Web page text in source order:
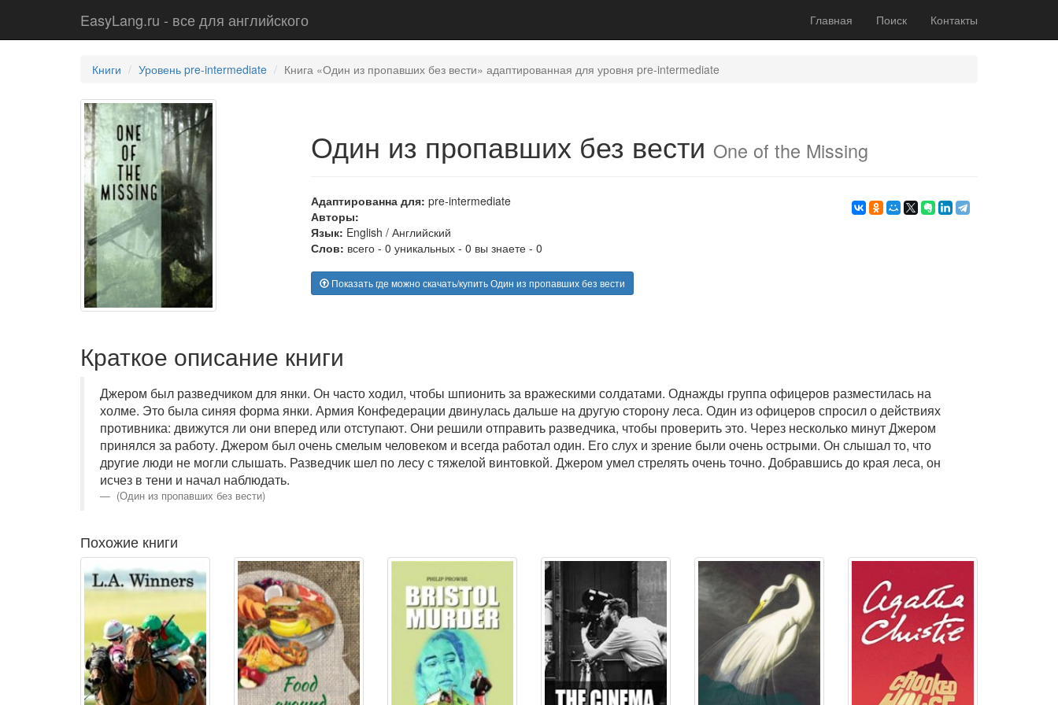
EasyLang.ru - все для английского Главная Поиск Контакты
Книги Уровень pre-intermediate Книга «Один из пропавших без вести» адаптированная для уровня pre-intermediate
Один из пропавших без вести One of the Missing
Адаптированна для: pre-intermediate
Авторы:
Язык: English / Английский
Слов: всего - 0 уникальных - 0 вы знаете - 0
Показать где можно скачать/купить Один из пропавших без вести
Краткое описание книги
Джером был разведчиком для янки. Он часто ходил, чтобы шпионить за вражескими солдатами. Однажды группа офицеров разместилась на
холме. Это была синяя форма янки. Армия Конфедерации двинулась дальше на другую сторону леса. Один из офицеров спросил о действиях
противника: движутся ли они вперед или отступают. Они решили отправить разведчика, чтобы проверить это. Через несколько минут Джером
принялся за работу. Джером был очень смелым человеком и всегда работал один. Его слух и зрение были очень острыми. Он слышал то, что
другие люди не могли слышать. Разведчик шел по лесу с тяжелой винтовкой. Джером умел стрелять очень точно. Добравшись до края леса, он
исчез в тени и начал наблюдать.
(Один из пропавших без вести)
Похожие книги